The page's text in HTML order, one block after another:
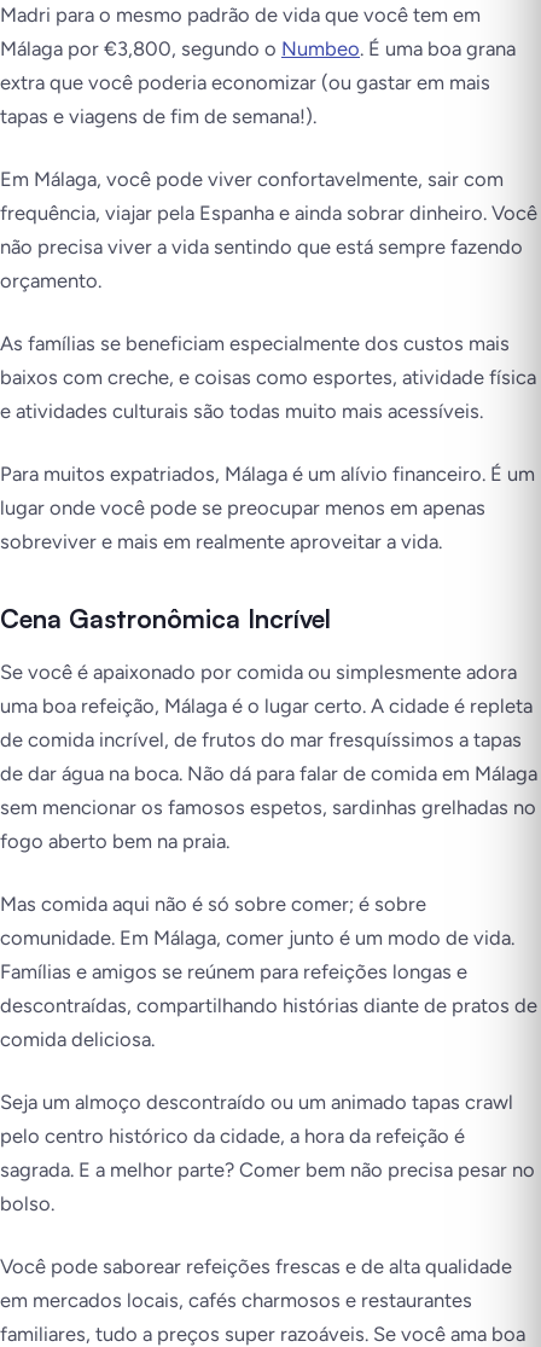
Madri para o mesmo padrão de vida que você tem em
Málaga por €3,800, segundo o Numbeo. É uma boa grana
extra que você poderia economizar (ou gastar em mais
tapas e viagens de fim de semana!).
Em Málaga, você pode viver confortavelmente, sair com
frequência, viajar pela Espanha e ainda sobrar dinheiro. Você
não precisa viver a vida sentindo que está sempre fazendo
orçamento.
As famílias se beneficiam especialmente dos custos mais
baixos com creche, e coisas como esportes, atividade física
e atividades culturais são todas muito mais acessíveis.
Para muitos expatriados, Málaga é um alívio financeiro. É um
lugar onde você pode se preocupar menos em apenas
sobreviver e mais em realmente aproveitar a vida.
Cena Gastronômica Incrível
Se você é apaixonado por comida ou simplesmente adora
uma boa refeição, Málaga é o lugar certo. A cidade é repleta
de comida incrível, de frutos do mar fresquíssimos a tapas
de dar água na boca. Não dá para falar de comida em Málaga
sem mencionar os famosos espetos, sardinhas grelhadas no
fogo aberto bem na praia.
Mas comida aqui não é só sobre comer; é sobre
comunidade. Em Málaga, comer junto é um modo de vida.
Famílias e amigos se reúnem para refeições longas e
descontraídas, compartilhando histórias diante de pratos de
comida deliciosa.
Seja um almoço descontraído ou um animado tapas crawl
pelo centro histórico da cidade, a hora da refeição é
sagrada. E a melhor parte? Comer bem não precisa pesar no
bolso.
Você pode saborear refeições frescas e de alta qualidade
em mercados locais, cafés charmosos e restaurantes
familiares, tudo a preços super razoáveis. Se você ama boa